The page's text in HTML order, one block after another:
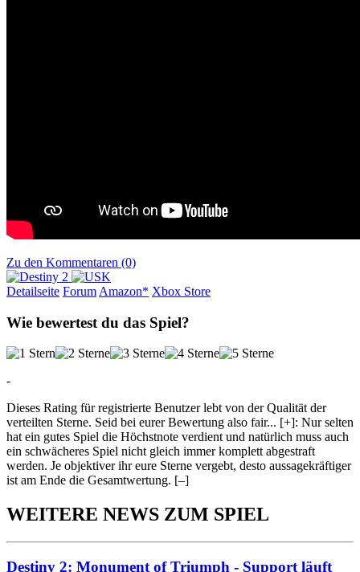
Zu den Kommentaren (0)
Detailseite Forum Amazon* Xbox Store
Wie bewertest du das Spiel?
-
Dieses Rating für registrierte Benutzer lebt von der Qualität der
verteilten Sterne. Seid bei eurer Bewertung also fair... [+]: Nur selten
hat ein gutes Spiel die Höchstnote verdient und natürlich muss auch
ein schwächeres Spiel nicht gleich immer komplett abgestraft
werden. Je objektiver ihr eure Sterne vergebt, desto aussagekräftiger
ist am Ende die Gesamtwertung. [–]
WEITERE NEWS ZUM SPIEL
Destiny 2: Monument of Triumph - Support läuft